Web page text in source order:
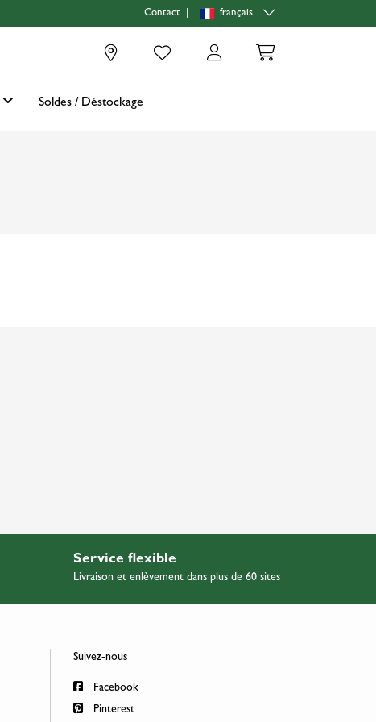
Contact français
Soldes / Déstockage
Service flexible
Livraison et enlèvement dans plus de 60 sites
Suivez-nous
Facebook
Pinterest